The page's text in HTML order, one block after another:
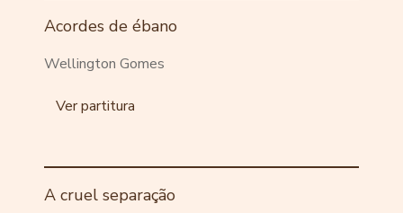
Acordes de ébano
Wellington Gomes
Ver partitura
A cruel separação